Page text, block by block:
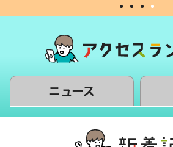
ニュース